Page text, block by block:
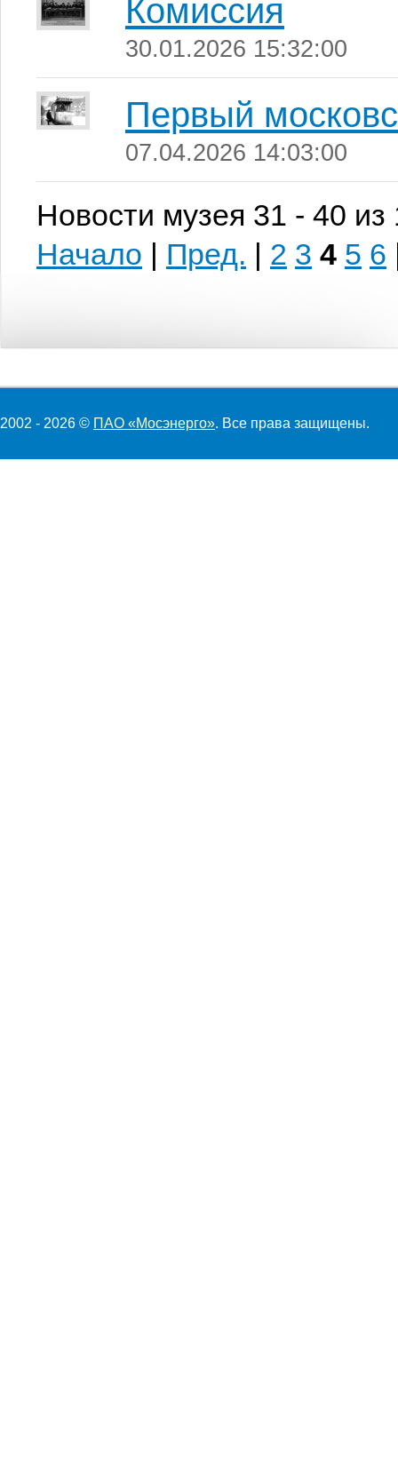
Комиссия
30.01.2026 15:32:00
Первый
07.04.2026 14:03:00
Новости музея 31 - 40 из
Начало | Пред. | 2 3 4 5 6
2002 - 2026 © ПАО «Мосэнерго». Все права защищены.